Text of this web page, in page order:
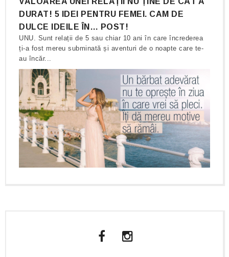
DURAT! 5 IDEI PENTRU FEMEI. CAM DE
DULCE IDEILE ÎN… POST!
UNU. Sunt relații de 5 sau chiar 10 ani în care încrederea
ți-a fost mereu subminată și aventuri de o noapte care te-
au încăr...